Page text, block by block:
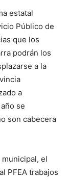
estatal
Público de
que los
podrán los
a la
a
se
son cabecera
el
PFEA trabajos